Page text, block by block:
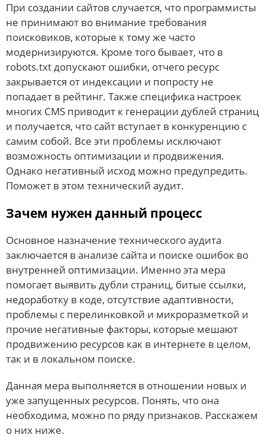
При создании сайтов случается, что программисты
не принимают во внимание требования
поисковиков, которые к тому же часто
модернизируются. Кроме того бывает, что в
robots.txt допускают ошибки, отчего ресурс
закрывается от индексации и попросту не
попадает в рейтинг. Также специфика настроек
многих CMS приводит к генерации дублей страниц
и получается, что сайт вступает в конкуренцию с
самим собой. Все эти проблемы исключают
возможность оптимизации и продвижения.
Однако негативный исход можно предупредить.
Поможет в этом технический аудит.
Зачем нужен данный процесс
Основное назначение технического аудита
заключается в анализе сайта и поиске ошибок во
внутренней оптимизации. Именно эта мера
помогает выявить дубли страниц, битые ссылки,
недоработку в коде, отсутствие адаптивности,
проблемы с перелинковкой и микроразметкой и
прочие негативные факторы, которые мешают
продвижению ресурсов как в интернете в целом,
так и в локальном поиске.
Данная мера выполняется в отношении новых и
уже запущенных ресурсов. Понять, что она
необходима, можно по ряду признаков. Расскажем
о них ниже.